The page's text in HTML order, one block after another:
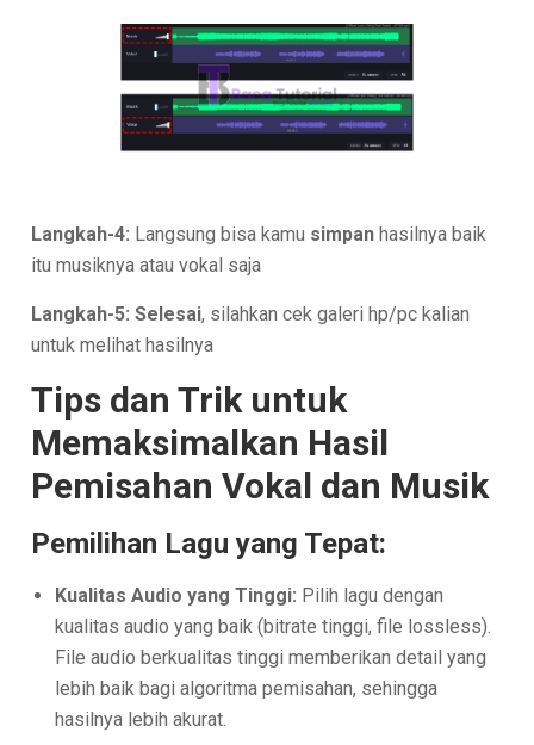
Langkah-4: Langsung bisa kamu simpan hasilnya baik
itu musiknya atau vokal saja
Langkah-5: Selesai, silahkan cek galeri hp/pc kalian
untuk melihat hasilnya
Tips dan Trik untuk
Memaksimalkan Hasil
Pemisahan Vokal dan Musik
Pemilihan Lagu yang Tepat:
Kualitas Audio yang Tinggi: Pilih lagu dengan
kualitas audio yang baik (bitrate tinggi, file lossless).
File audio berkualitas tinggi memberikan detail yang
lebih baik bagi algoritma pemisahan, sehingga
hasilnya lebih akurat.